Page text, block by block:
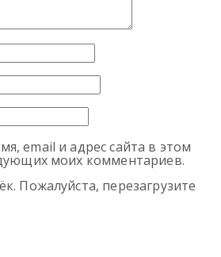
email и адрес сайта в этом
моих комментариев.
Пожалуйста, перезагрузите